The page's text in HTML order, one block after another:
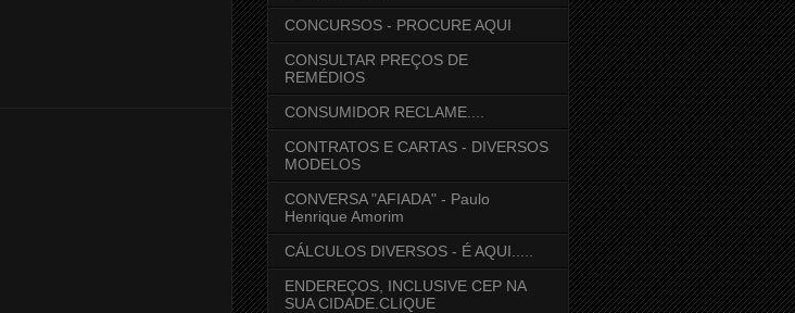
CONCURSOS - PROCURE AQUI
CONSULTAR PREÇOS DE
REMÉDIOS
CONSUMIDOR RECLAME....
CONTRATOS E CARTAS - DIVERSOS
MODELOS
CONVERSA "AFIADA" - Paulo
Henrique Amorim
CÁLCULOS DIVERSOS - É AQUI.....
ENDEREÇOS, INCLUSIVE CEP NA
SUA CIDADE.CLIQUE